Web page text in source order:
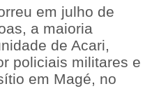
em julho de
a maioria
de Acari,
policiais militares e
em Magé, no